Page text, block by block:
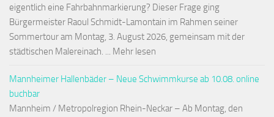
eigentlich eine Fahrbahnmarkierung? Dieser Frage ging
Bürgermeister Raoul Schmidt-Lamontain im Rahmen seiner
Sommertour am Montag, 3. August 2026, gemeinsam mit der
städtischen Malereinach. ... Mehr lesen
Mannheimer Hallenbäder – Neue Schwimmkurse ab 10.08. online
buchbar
Mannheim / Metropolregion Rhein-Neckar – Ab Montag, den